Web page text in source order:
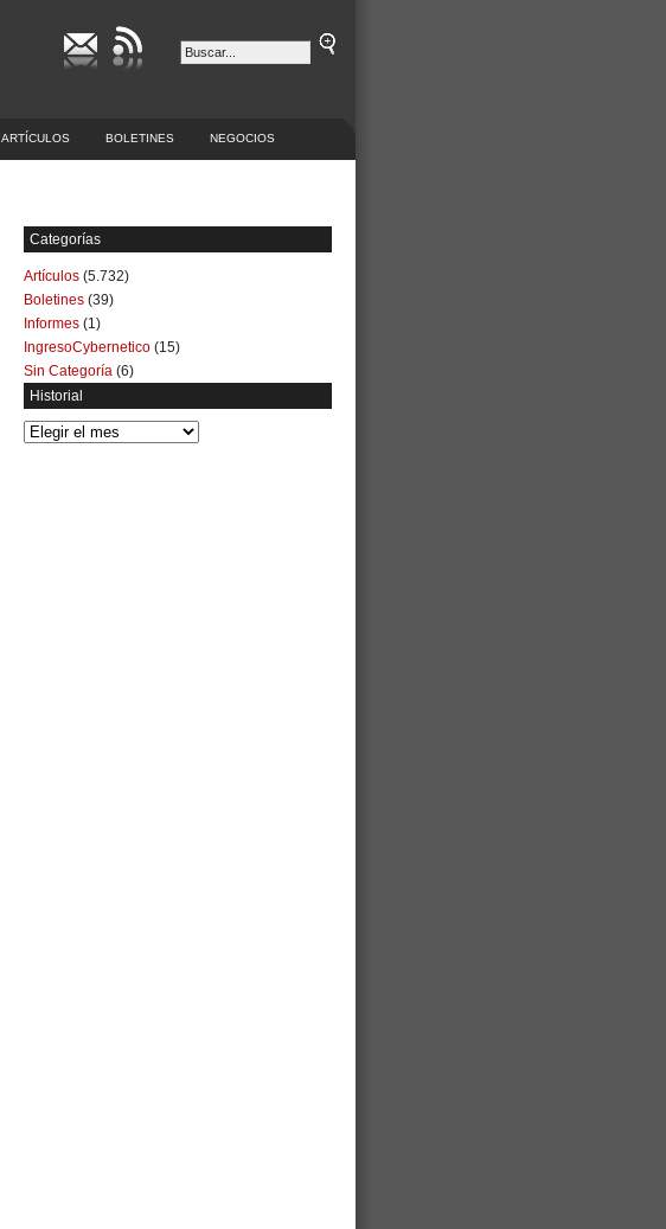
ARTÍCULOS BOLETINES NEGOCIOS
Categorías
Artículos (5.732)
Boletines (39)
Informes (1)
IngresoCybernetico (15)
Sin Categoría (6)
Historial
Historial